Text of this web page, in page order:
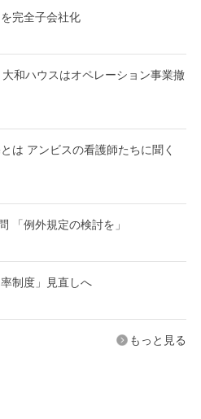
完全子会社化
和ハウスはオペレーション事業撤
は アンビスの看護師たちに聞く
「例外規定の検討を」
制度」見直しへ
もっと見る